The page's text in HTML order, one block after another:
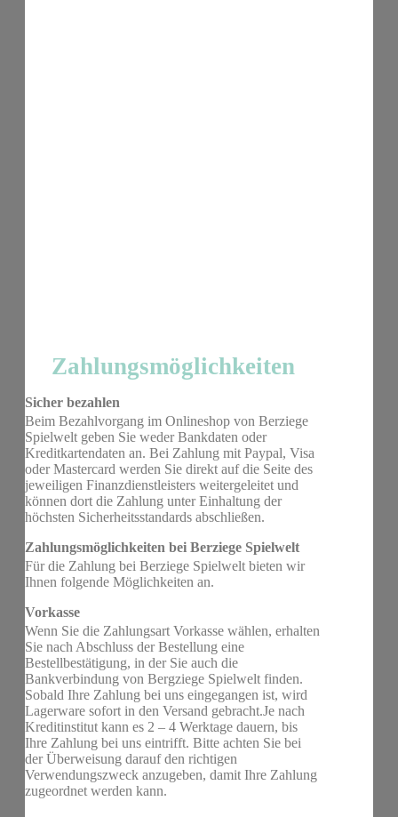
Zahlungsmöglichkeiten
Sicher bezahlen
Beim Bezahlvorgang im Onlineshop von Berziege
Spielwelt geben Sie weder Bankdaten oder
Kreditkartendaten an. Bei Zahlung mit Paypal, Visa
oder Mastercard werden Sie direkt auf die Seite des
jeweiligen Finanzdienstleisters weitergeleitet und
können dort die Zahlung unter Einhaltung der
höchsten Sicherheitsstandards abschließen.
Zahlungsmöglichkeiten bei Berziege Spielwelt
Für die Zahlung bei Berziege Spielwelt bieten wir
Ihnen folgende Möglichkeiten an.
Vorkasse
Wenn Sie die Zahlungsart Vorkasse wählen, erhalten
Sie nach Abschluss der Bestellung eine
Bestellbestätigung, in der Sie auch die
Bankverbindung von Bergziege Spielwelt finden.
Sobald Ihre Zahlung bei uns eingegangen ist, wird
Lagerware sofort in den Versand gebracht.Je nach
Kreditinstitut kann es 2 – 4 Werktage dauern, bis
Ihre Zahlung bei uns eintrifft. Bitte achten Sie bei
der Überweisung darauf den richtigen
Verwendungszweck anzugeben, damit Ihre Zahlung
zugeordnet werden kann.